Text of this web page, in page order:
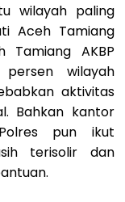
wilayah paling
Aceh Tamiang
Tamiang AKBP
wilayah
aktivitas
Bahkan kantor
pun ikut
terisolir dan